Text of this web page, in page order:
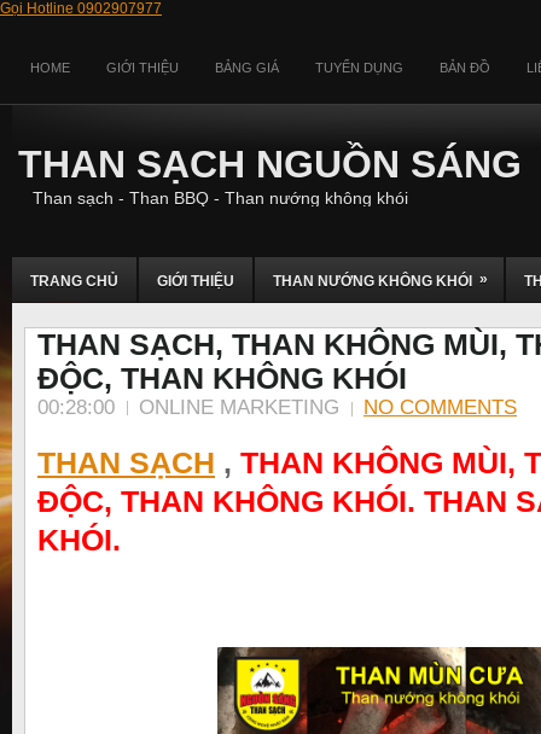
Gọi Hotline 0902907977
HOME GIỚI THIỆU BẢNG GIÁ TUYỂN DỤNG BẢN ĐỒ
THAN SẠCH NGUỒN SÁNG
Than sạch - Than BBQ - Than nướng không khói
TRANG CHỦ GIỚI THIỆU THAN NƯỚNG KHÔNG KHÓI »
THAN SẠCH, THAN KHÔNG MÙI,
ĐỘC, THAN KHÔNG KHÓI
00:28:00 ONLINE MARKETING NO COMMENTS
THAN SẠCH , THAN KHÔNG MÙI,
ĐỘC, THAN KHÔNG KHÓI. THAN
KHÓI.